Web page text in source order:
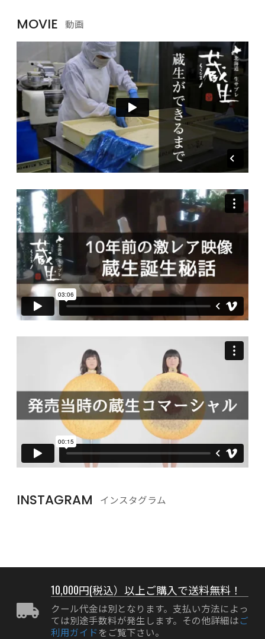
MOVIE 動画
INSTAGRAM インスタグラム
10,000円(税込）以上ご購入で送料無料！
クール代金は別となります。支払い方法によっ
ては別途手数料が発生します。その他詳細はご
利用ガイド をご覧下さい。